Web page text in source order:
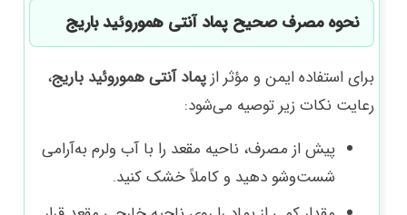
نحوه مصرف صحیح پماد آنتی هموروئید باریج
برای استفاده ایمن و مؤثر ازپماد آنتی هموروئید باریج،
رعایت نکات زیر توصیه می‌شود:
پیش از مصرف، ناحیه مقعد را با آب ولرم به‌آرامی
شست‌وشو دهید و کاملاً خشک کنید.